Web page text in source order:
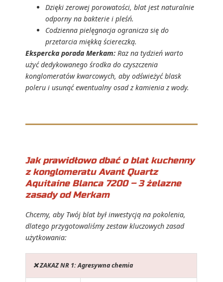
Dzięki zerowej porowatości, blat jest naturalnie
odporny na bakterie i pleśń.
Codzienna pielęgnacja ogranicza się do
przetarcia miękką ściereczką.
Ekspercka porada Merkam: Raz na tydzień warto
użyć dedykowanego środka do czyszczenia
konglomeratów kwarcowych, aby odświeżyć blask
poleru i usunąć ewentualny osad z kamienia z wody.
Jak prawidłowo dbać o blat kuchenny
z konglomeratu Avant Quartz
Aquitaine Blanca 7200 – 3 żelazne
zasady od Merkam
Chcemy, aby Twój blat był inwestycją na pokolenia,
dlatego przygotowaliśmy zestaw kluczowych zasad
użytkowania:
❌ ZAKAZ NR 1: Agresywna chemia